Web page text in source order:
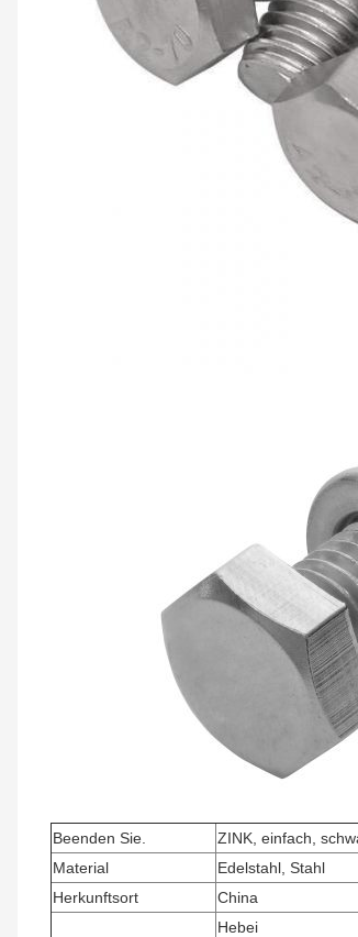
Beenden Sie.
ZINK, einfach,
Material
Edelstahl, Stahl
Herkunftsort
China
Hebei